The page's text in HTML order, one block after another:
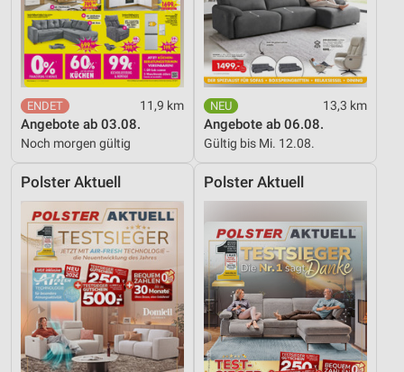
11,9 km
Angebote ab 03.08.
Noch morgen gültig
13,3 km
Angebote ab 06.08.
Gültig bis Mi. 12.08.
Polster Aktuell Polster Aktuell